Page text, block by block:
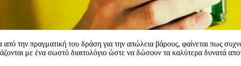
την πραγματική του δράση για την απώλεια βάρους, φαίνεται πως
με ένα σωστό διαιτολόγιο ώστε να δώσουν τα καλύτερα δυνατά